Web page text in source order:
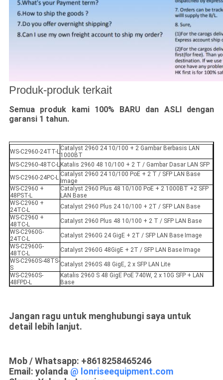
Produk-produk terkait
Semua produk kami 100% BARU dan ASLI dengan
garansi 1 tahun.
WS-C2960-24TT-LCatalyst 2960 24 10/100 + 2 Gambar Berbasis LAN
1000BT
WS-C2960-48TC-L Katalis 2960 48 10/100 + 2 T / Gambar Dasar LAN SFP
WS-C2960-24PC-L Catalyst 2960 24 10/100 PoE + 2 T / SFP LAN Base
Image
WS-C2960 +
48PST-L
Catalyst 2960 Plus 48 10/100 PoE + 2 1000BT +2 SFP
LAN Base
WS-C2960 +
24TC-L
Catalyst 2960 Plus 24 10/100 + 2T / SFP LAN Base
WS-C2960 +
48TC-L
Catalyst 2960 Plus 48 10/100 + 2 T / SFP LAN Base
WS-C2960G-
24TC-L
Catalyst 2960G 24 GigE + 2T / SFP LAN Base Image
WS-C2960G-
48TC-L
Catalyst 2960G 48GigE + 2T / SFP LAN Base Image
WS-C2960S-48TS-
S
Catalyst 2960S 48 GigE, 2 x SFP LAN Lite
WS-C2960S-
48FPD-L
Katalis 2960 S 48 GigE PoE 740W, 2 x 10G SFP + LAN
Base
Jangan ragu untuk menghubungi saya untuk
detail lebih lanjut.
Mob / Whatsapp: +8618258465246
Email: yolanda @ lonriseequipment.com